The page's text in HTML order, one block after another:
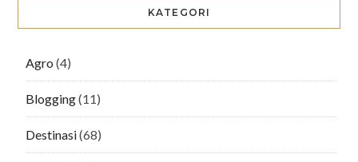
KATEGORI
Agro (4)
Blogging(11)
Destinasi(68)